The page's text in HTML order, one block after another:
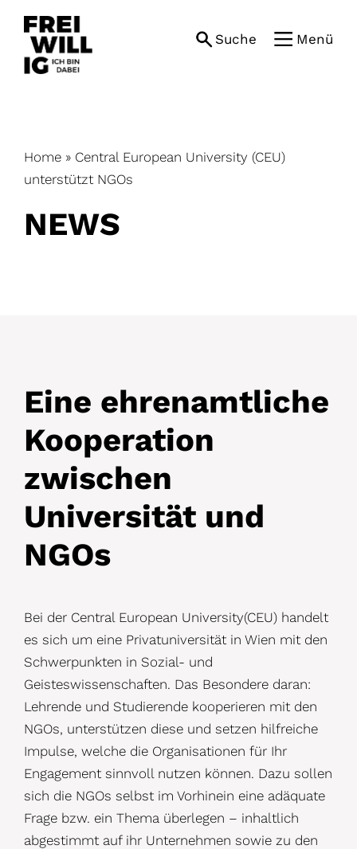
content
Suche Menü
Home » Central European University (CEU)
unterstützt NGOs
NEWS
Eine ehrenamtliche
Kooperation
zwischen
Universität und
NGOs
Bei der Central European University(CEU) handelt
es sich um eine Privatuniversität in Wien mit den
Schwerpunkten in Sozial- und
Geisteswissenschaften. Das Besondere daran:
Lehrende und Studierende kooperieren mit den
NGOs, unterstützen diese und setzen hilfreiche
Impulse, welche die Organisationen für Ihr
Engagement sinnvoll nutzen können. Dazu sollen
sich die NGOs selbst im Vorhinein eine adäquate
Frage bzw. ein Thema überlegen – inhaltlich
abgestimmt auf ihr Unternehmen sowie zu den